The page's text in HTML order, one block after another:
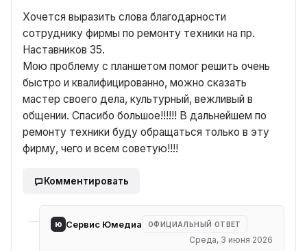
Хочется выразить слова благодарности
сотруднику фирмы по ремонту техники на пр.
Наставников 35.
Мою проблему с планшетом помог решить очень
быстро и квалифицированно, можно сказать
мастер своего дела, культурный, вежливый в
общении. Спасибо большое!!!!!! В дальнейшем по
ремонту техники буду обращаться только в эту
фирму, чего и всем советую!!!!
Комментировать
ю Сервис Юмедиа ОФИЦИАЛЬНЫЙ ОТВЕТ
Среда, 3 июня 2026